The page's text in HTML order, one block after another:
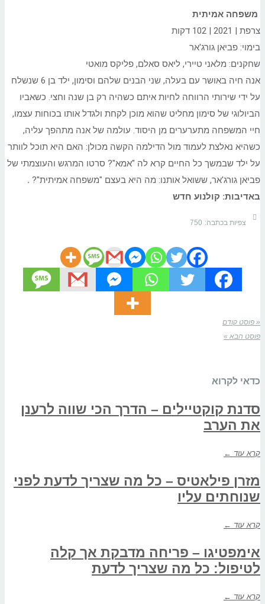
משפחה אמיתית
צרפת | 2021 | 102 דקות
בימוי: פביאן גורג'אר
שחקנים: מלאני טיירי, ליאס סאלם, פליקס מואטי
אנה חיה באושר עם בעלה, שני הבנים שלהם וסימון, ילד בן 6 שנשלח
על ידי שירותי הרווחה לחיות איתם כשהיה רק בן שנה וחצי. כשאביו
הביולוגי של סימון מחליט שהוא מוכן לקחת ולגדל אותו בכוחות עצמו,
חיי המשפחה מתערערים מן היסוד. עולמה של אנה מתהפך עליה,
כשהיא נאלצת לעמוד מול הדילמה הקשה מכולן: האם היא תוכל לוותר
על ילד שבמשך כל החיים קרא לה "אמא"? סרטו המרגש והעוצמתי של
פביאן גורג'אר, ששואל אותנו: מה היא בעצם "משפחה אמיתית"? .
באדיבות: קולנוע חדש
צפיות בכתבה: 750
« פוסט קודם
פוסט הבא »
כדאי לקרוא
סדנת קוקטיילים – הדרך הכי שווה לרענן
את הערב
קרא עוד ←
מזרן פילאטיס – כל מה שצריך לדעת לפני
שנוחתים עליו
קרא עוד ←
אימפטיגו – פריחה מדבקת אך קלה
לטיפול: כל מה שצריך לדעת
קרא עוד ←